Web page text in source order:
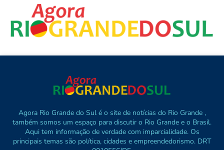
Agora Rio Grande do Sul é o site de notícias do Rio Grande ,
também somos um espaço para discutir o Rio Grande e o Brasil.
Aqui tem informação de verdade com imparcialidade. Os
principais temas são política, cidades e empreendedorismo. DRT